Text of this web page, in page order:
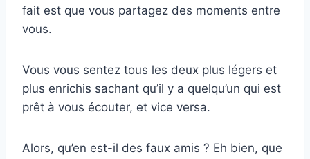
fait est que vous partagez des moments entre
vous.
Vous vous sentez tous les deux plus légers et
plus enrichis sachant qu’il y a quelqu’un qui est
prêt à vous écouter, et vice versa.
Alors, qu’en est-il des faux amis ? Eh bien, que